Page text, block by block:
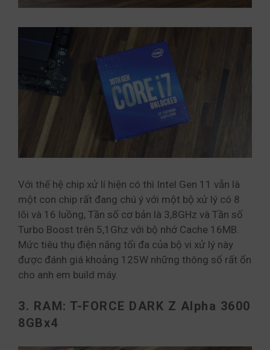
Với thế hệ chip xử lí hiện có thì Intel Gen 11 vẫn là
một con chip rất đang chú ý với một bộ xử lý có 8
lõi và 16 luồng, Tần số cơ bản là 3,8GHz và Tần số
Turbo Boost trên 5,1Ghz với bộ nhớ Cache 16MB.
Mức tiêu thụ điện năng tối đa của bộ vi xử lý này
được đánh giá khoảng 125W những thông số rất ổn
cho anh em build máy.
3. RAM: T-FORCE DARK Z Alpha 3600
8GBx4